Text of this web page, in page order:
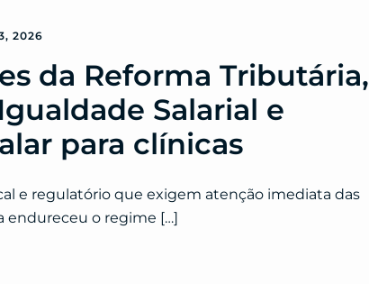
2026
da Reforma Tributária,
Salarial e
para clínicas
e regulatório que exigem atenção imediata das
endureceu o regime […]